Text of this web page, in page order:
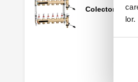
lor.
Colector de